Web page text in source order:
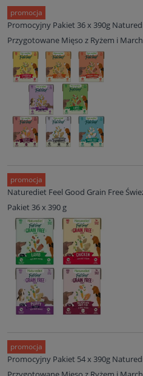
Promocyjny Pakiet 36 x 390g
Przygotowane Mięso z Ryżem i
promocja
Naturediet Feel Good Grain Free
Pakiet 36 x 390 g
promocja
Promocyjny Pakiet 54 x 390g
promocja